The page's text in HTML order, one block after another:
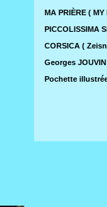
MA PRIÈRE (
PICCOLISSIMA
CORSICA (
Georges
Pochette